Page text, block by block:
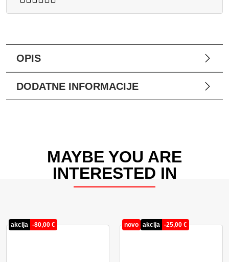
OPIS
DODATNE INFORMACIJE
MAYBE YOU ARE
INTERESTED IN
akcija -80,00 € novo akcija -25,00 €